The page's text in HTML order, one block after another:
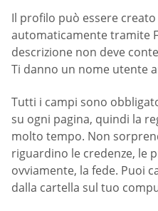
Il profilo può essere
automaticamente tramite
descrizione non deve
Ti danno un nome utente
Tutti i campi sono
su ogni pagina, quindi la
molto tempo. Non
riguardino le credenze, le
ovviamente, la fede. Puoi
dalla cartella sul tuo